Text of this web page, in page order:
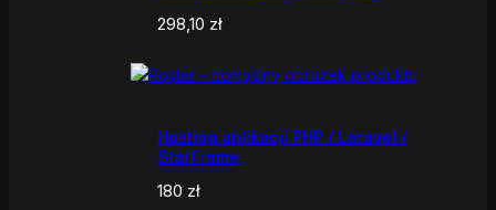
298,10 zł
Hosting aplikacji PHP / Laravel /
StarFrame
180 zł